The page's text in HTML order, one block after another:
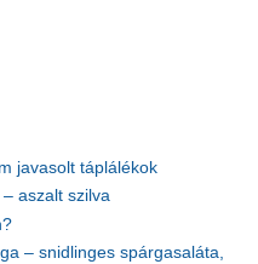
javasolt táplálékok
aszalt szilva
– snidlinges spárgasaláta,